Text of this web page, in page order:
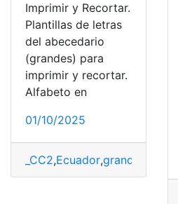
Imprimir y Recortar.
Plantillas de letras
del abecedario
(grandes) para
imprimir y recortar.
Alfabeto en
01/10/2025
_CC2,Ecuador,grandes